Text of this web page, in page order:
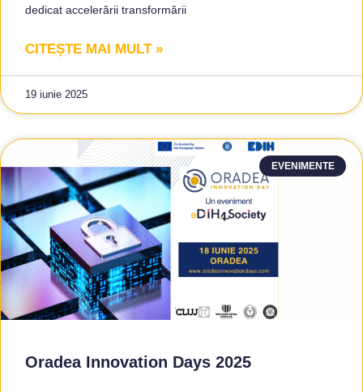
dedicat accelerării transformării
CITEȘTE MAI MULT »
19 iunie 2025
EVENIMENTE
Oradea Innovation Days 2025